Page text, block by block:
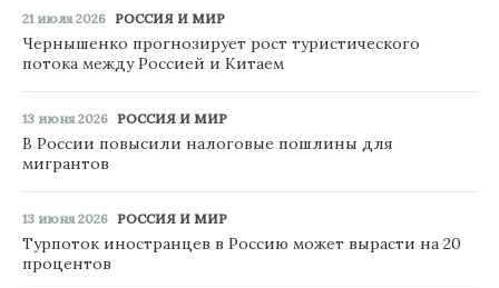
21 июля 2026 РОССИЯ И МИР
Чернышенко прогнозирует рост туристического
потока между Россией и Китаем
13 июня 2026 РОССИЯ И МИР
В России повысили налоговые пошлины для
мигрантов
13 июня 2026 РОССИЯ И МИР
Турпоток иностранцев в Россию может вырасти на 20
процентов